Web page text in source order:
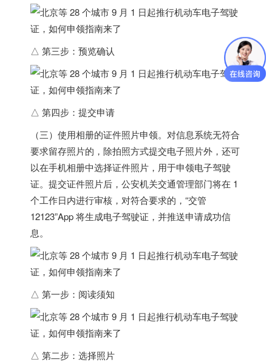
△ 第三步：预览确认
△ 第四步：提交申请
（三）使用相册的证件照片申领。对信息系统无符合
要求留存照片的，除拍照方式提交电子照片外，还可
以在手机相册中选择证件照片，用于申领电子驾驶
证。提交证件照片后，公安机关交通管理部门将在 1
个工作日内进行审核，对符合要求的，“交管
12123”App 将生成电子驾驶证，并推送申请成功信
息。
△ 第一步：阅读须知
△ 第二步：选择照片